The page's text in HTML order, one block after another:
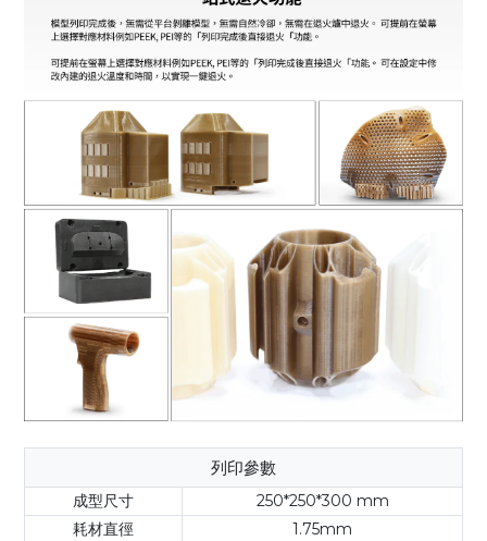
列印參數
成型尺寸
250*250*300 mm
耗材直徑
1.75mm